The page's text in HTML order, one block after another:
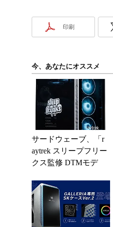
印刷
今、あなたにオススメ
サードウェーブ、「r
aytrek スリープフリー
クス監修 DTMモデ